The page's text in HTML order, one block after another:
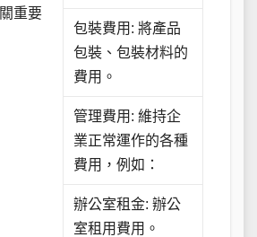
重要
包裝費用: 將產品
包裝、包裝材料的
費用。
管理費用: 維持企
業正常運作的各種
費用，例如：
辦公室租金: 辦公
室租用費用。